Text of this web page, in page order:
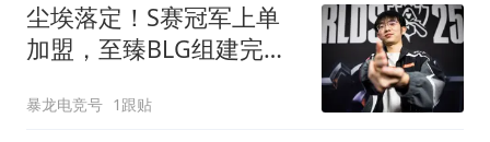
尘埃落定！S赛冠军上单
加盟，至臻BLG组建完
暴龙电竞号 1跟贴